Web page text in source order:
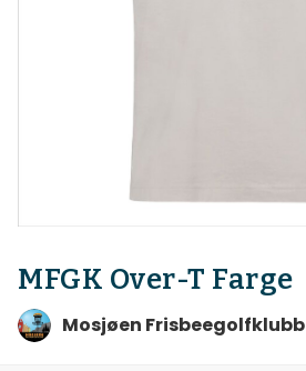
MFGK Over-T Farge
Mosjøen Frisbeegolfklubb